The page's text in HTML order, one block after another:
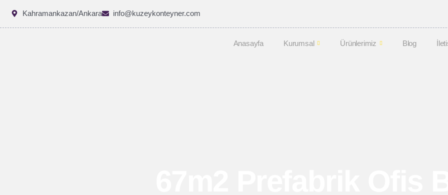
Kahramankazan/Ankara info@kuzeykonteyner.com
Anasayfa Kurumsal Ürünlerimiz Blog